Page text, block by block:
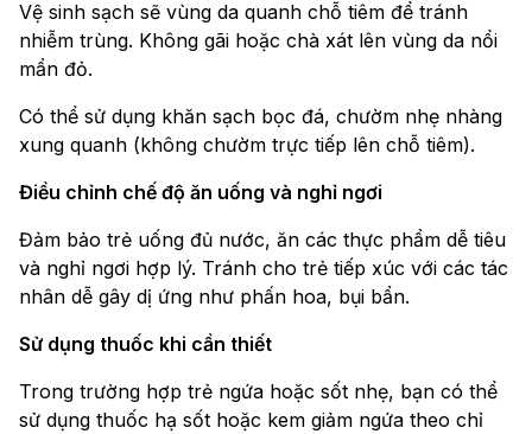
Vệ sinh sạch sẽ vùng da quanh chỗ tiêm để tránh
nhiễm trùng. Không gãi hoặc chà xát lên vùng da nổi
mẩn đỏ.
Có thể sử dụng khăn sạch bọc đá, chườm nhẹ nhàng
xung quanh (không chườm trực tiếp lên chỗ tiêm).
Điều chỉnh chế độ ăn uống và nghỉ ngơi
Đảm bảo trẻ uống đủ nước, ăn các thực phẩm dễ tiêu
và nghỉ ngơi hợp lý. Tránh cho trẻ tiếp xúc với các tác
nhân dễ gây dị ứng như phấn hoa, bụi bẩn.
Sử dụng thuốc khi cần thiết
Trong trường hợp trẻ ngứa hoặc sốt nhẹ, bạn có thể
sử dụng thuốc hạ sốt hoặc kem giảm ngứa theo chỉ